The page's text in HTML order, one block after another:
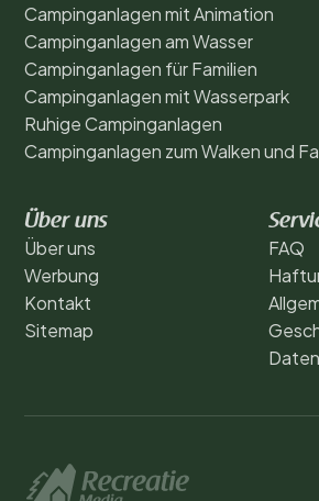
Campinganlagen mit Animation
Campinganlagen am Wasser
Campinganlagen für Familien
Campinganlagen mit Wasserpark
Ruhige Campinganlagen
Campinganlagen zum Walken und
Über uns
Über uns
Werbung
Kontakt
Sitemap
FAQ